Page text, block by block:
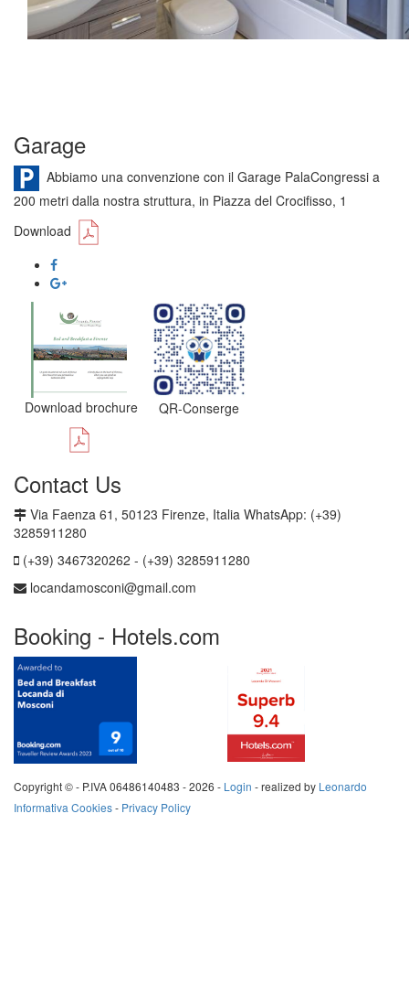
Garage
Abbiamo una convenzione con il Garage PalaCongressi a
200 metri dalla nostra struttura, in Piazza del Crocifisso, 1
Download
Download brochure QR-Conserge
Contact Us
Via Faenza 61, 50123 Firenze, Italia WhatsApp: (+39)
3285911280
(+39) 3467320262 - (+39) 3285911280
locandamosconi@gmail.com
Booking - Hotels.com
Copyright © - P.IVA 06486140483 -2026 - Login - realized by Leonardo
Informativa Cookies- Privacy Policy